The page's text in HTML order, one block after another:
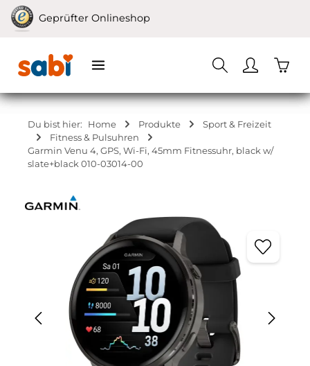
Zum Hauptinhalt springen
Geprüfter Onlineshop
Du bist hier: Home Produkte
Sport & Freizeit
Fitness & Pulsuhren
Garmin Venu 4, GPS, Wi-Fi, 45mm Fitnessuhr, black w/
slate+black 010-03014-00
Bildergalerie überspringen